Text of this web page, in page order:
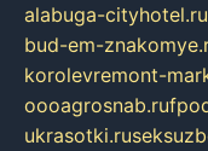
alabuga-cityhotel.ru
bud-em-
korolevremont-
oooagrosnab.ru
ukrasotki.ru